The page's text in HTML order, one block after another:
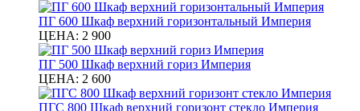
ПГ 600 Шкаф верхний горизонтальный Империя
ЦЕНА: 2 900
ПГ 500 Шкаф верхний гориз Империя
ЦЕНА: 2 600
ПГC 800 Шкаф верхний горизонт стекло Империя